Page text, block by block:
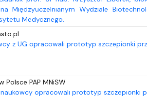
na Międzyuczelnianym Wydziale
Medycznego.
z UG opracowali prototyp szczepionki
Polsce PAP MNiSW
opracowali prototyp szczepionki